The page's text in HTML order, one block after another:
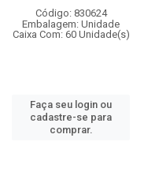
Código: 830624
Embalagem: Unidade
Caixa Com: 60 Unidade(s)
Faça seu login ou
cadastre-se para
comprar.